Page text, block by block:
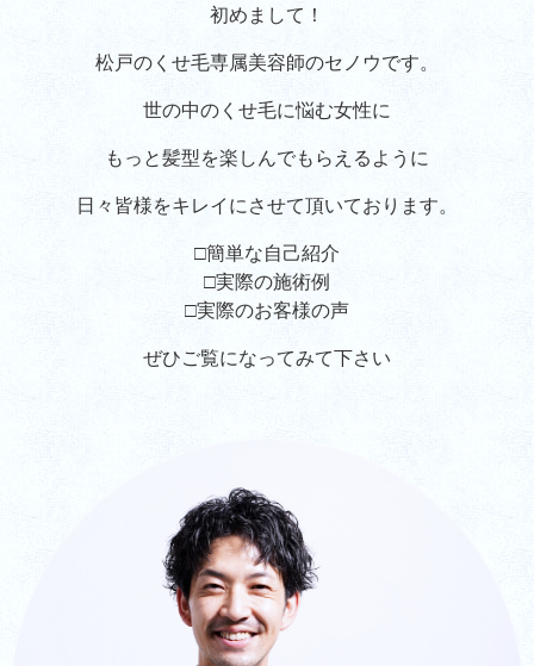
初めまして！
松戸のくせ毛専属美容師のセノウです。
世の中のくせ毛に悩む女性に
もっと髪型を楽しんでもらえるように
日々皆様をキレイにさせて頂いております。
□簡単な自己紹介
□実際の施術例
□実際のお客様の声
ぜひご覧になってみて下さい